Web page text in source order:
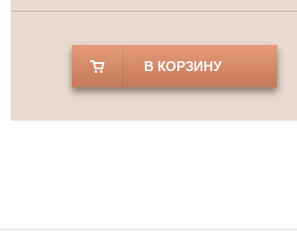
В КОРЗИНУ